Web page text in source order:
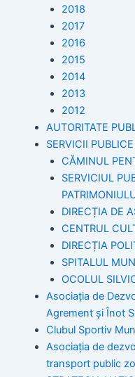
2018
2017
2016
2015
2014
2013
2012
AUTORITATE
SERVICII
CĂMINUL
SERVICIUL
DIRECȚIA DE
CENTRUL
DIRECȚIA
SPITALUL
OCOLUL
Asociația de
Agrement și Înot
Clubul Sportiv
Asociația de
transport public